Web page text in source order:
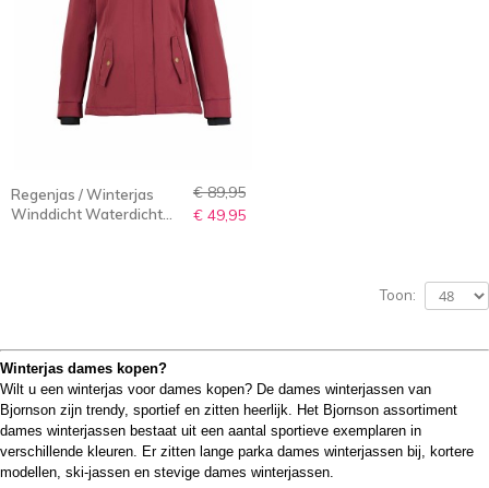
Regenjas / Winterjas
Winddicht Waterdicht
€ 89,95
€ 49,95
Toon:
Winterjas dames kopen?
Wilt u een winterjas voor dames kopen? De dames winterjassen van
Bjornson zijn trendy, sportief en zitten heerlijk. Het Bjornson assortiment
dames winterjassen bestaat uit een aantal sportieve exemplaren in
verschillende kleuren. Er zitten lange parka dames winterjassen bij, kortere
modellen, ski-jassen en stevige dames winterjassen.